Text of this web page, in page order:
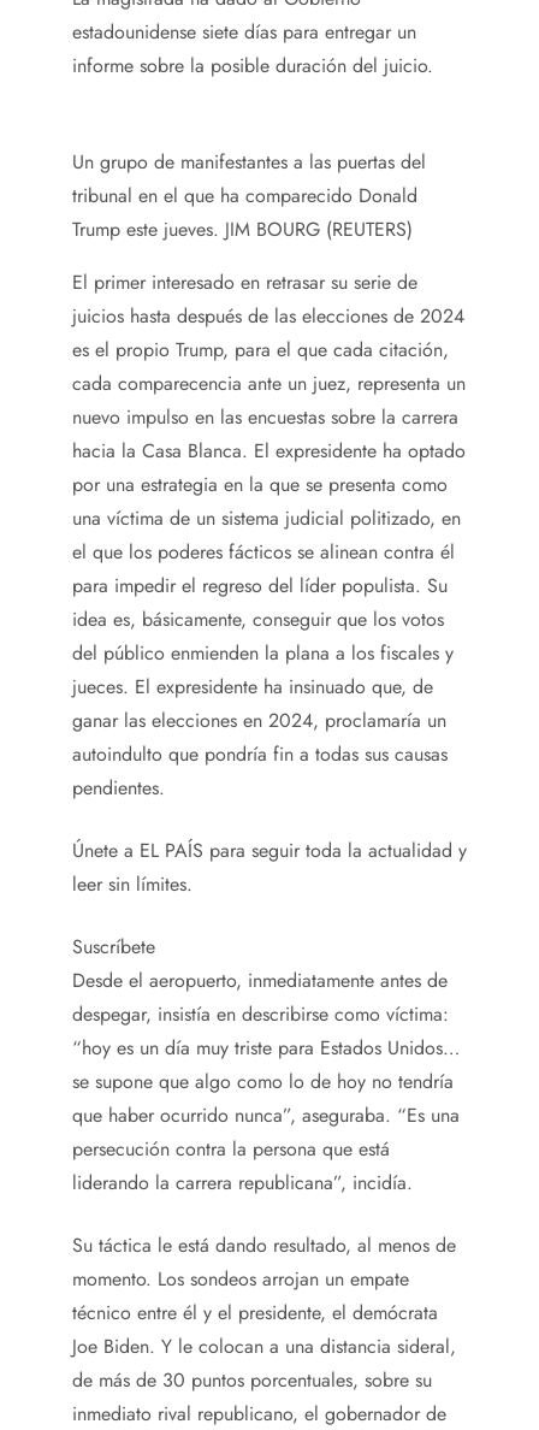
estadounidense siete días para entregar un
informe sobre la posible duración del juicio.
Un grupo de manifestantes a las puertas del
tribunal en el que ha comparecido Donald
Trump este jueves. JIM BOURG (REUTERS)
El primer interesado en retrasar su serie de
juicios hasta después de las elecciones de 2024
es el propio Trump, para el que cada citación,
cada comparecencia ante un juez, representa un
nuevo impulso en las encuestas sobre la carrera
hacia la Casa Blanca. El expresidente ha optado
por una estrategia en la que se presenta como
una víctima de un sistema judicial politizado, en
el que los poderes fácticos se alinean contra él
para impedir el regreso del líder populista. Su
idea es, básicamente, conseguir que los votos
del público enmienden la plana a los fiscales y
jueces. El expresidente ha insinuado que, de
ganar las elecciones en 2024, proclamaría un
autoindulto que pondría fin a todas sus causas
pendientes.
Únete a EL PAÍS para seguir toda la actualidad y
leer sin límites.
Suscríbete
Desde el aeropuerto, inmediatamente antes de
despegar, insistía en describirse como víctima:
“hoy es un día muy triste para Estados Unidos…
se supone que algo como lo de hoy no tendría
que haber ocurrido nunca”, aseguraba. “Es una
persecución contra la persona que está
liderando la carrera republicana”, incidía.
Su táctica le está dando resultado, al menos de
momento. Los sondeos arrojan un empate
técnico entre él y el presidente, el demócrata
Joe Biden. Y le colocan a una distancia sideral,
de más de 30 puntos porcentuales, sobre su
inmediato rival republicano, el gobernador de